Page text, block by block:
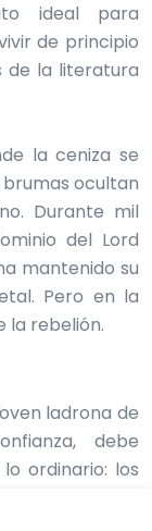
ideal para
de principio
de la literatura
la ceniza se
ocultan
Durante mil
del Lord
mantenido su
Pero en la
la rebelión.
ladrona de
debe
ordinario: los
ayuda de un